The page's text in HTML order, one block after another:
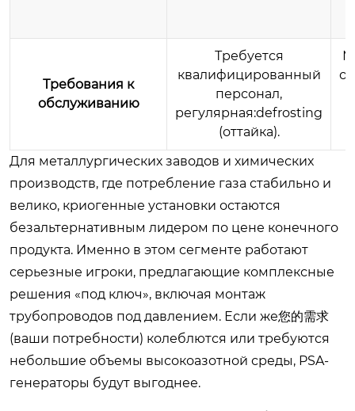
Требования к
обслуживанию
Требуется
квалифицированный
персонал,
регулярная:defrosting
(оттайка).
Для металлургических заводов и химических
производств, где потребление газа стабильно и
велико, криогенные установки остаются
безальтернативным лидером по цене конечного
продукта. Именно в этом сегменте работают
серьезные игроки, предлагающие комплексные
решения «под ключ», включая монтаж
трубопроводов под давлением. Если же您的需求
(ваши потребности) колеблются или требуются
небольшие объемы высокоазотной среды, PSA-
генераторы будут выгоднее.